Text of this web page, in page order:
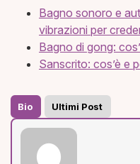
Bagno sonoro e
vibrazioni per
Bagno di gong:
Sanscrito: cos’è e
Bio Ultimi Post